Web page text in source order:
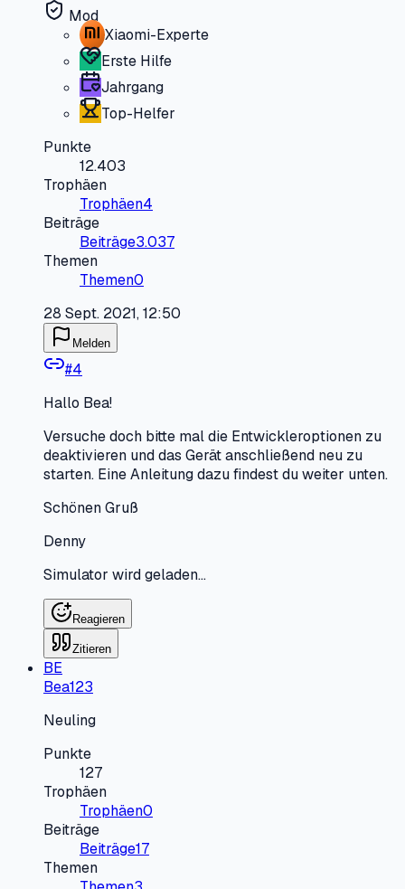
Mod
Xiaomi-Experte
Erste Hilfe
Jahrgang
Top-Helfer
Punkte
12.403
Trophäen
Trophäen4
Beiträge
Beiträge3.037
Themen
Themen0
28 Sept. 2021, 12:50
Melden
#4
Hallo Bea!
Versuche doch bitte mal die Entwickleroptionen zu
deaktivieren und das Gerät anschließend neu zu
starten. Eine Anleitung dazu findest du weiter unten.
Schönen Gruß
Denny
Simulator wird geladen…
Reagieren
Zitieren
BE
Bea123
Neuling
Punkte
127
Trophäen
Trophäen0
Beiträge
Beiträge17
Themen